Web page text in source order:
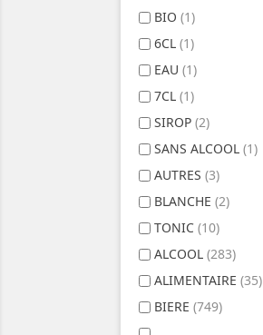
BIO (1)
6CL (1)
EAU (1)
7CL (1)
SIROP (2)
SANS ALCOOL (1)
AUTRES (3)
BLANCHE (2)
TONIC (10)
ALCOOL (283)
ALIMENTAIRE (35)
BIERE (749)